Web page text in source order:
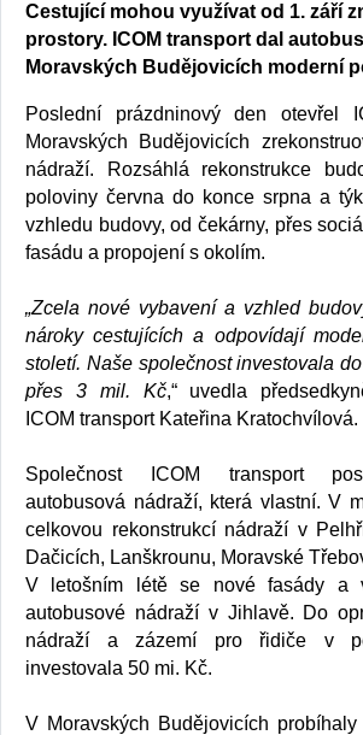
Cestující mohou využívat od 1. září
prostory. ICOM transport dal
Moravských Budějovicích moderní
Poslední prázdninový den otevřel
Moravských Budějovicích
nádraží. Rozsáhlá rekonstrukce
poloviny června do konce srpna a
vzhledu budovy, od čekárny, přes
fasádu a propojení s okolím.
„Zcela nové vybavení a vzhled
nároky cestujících a odpovídají
století. Naše společnost investovala
přes 3 mil. Kč,“ uvedla
ICOM transport Kateřina Kratochvílová.
Společnost ICOM transport
autobusová nádraží, která vlastní. V
celkovou rekonstrukcí nádraží v
Dačicích, Lanškrounu, Moravské
V letošním létě se nové fasády a
autobusové nádraží v Jihlavě. Do
nádraží a zázemí pro řidiče v
investovala 50 mi. Kč.
V Moravských Budějovicích